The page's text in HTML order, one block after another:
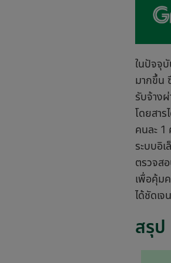
ในปัจจุ
มากขึ้น
รับจ้าง
โดยสา
คนละ 1
ระบบอิ
ตรวจส
เพื่อคุ้ม
ได้ชัดเจน
สรุป